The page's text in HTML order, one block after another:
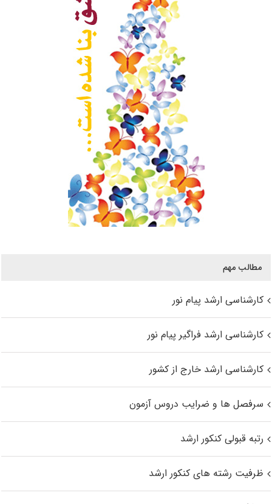
مطالب مهم
کارشناسی ارشد پیام نور
کارشناسی ارشد فراگیر پیام نور
کارشناسی ارشد خارج از کشور
سرفصل ها و ضرایب دروس آزمون
رتبه قبولی کنکور ارشد
ظرفیت رشته های کنکور ارشد